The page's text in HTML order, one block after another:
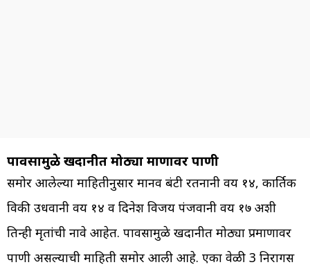
पावसामुळे खदानीत मोठ्या प्रमाणावर पाणी
समोर आलेल्या माहितीनुसार मानव बंटी रतनानी वय १४, कार्तिक
विकी उधवानी वय १४ व दिनेश विजय पंजवानी वय १७ अशी
तिन्ही मृतांची नावे आहेत. पावसामुळे खदानीत मोठ्या प्रमाणावर
पाणी असल्याची माहिती समोर आली आहे. एका वेळी 3 निरागस